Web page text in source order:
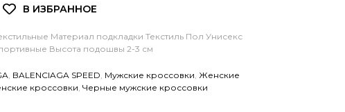
Материал подкладки Текстиль Пол Унисекс
Высота подошвы 2-3 см
, BALENCIAGA SPEED, Мужские кроссовки, Женские
кроссовки, Черные мужские кроссовки